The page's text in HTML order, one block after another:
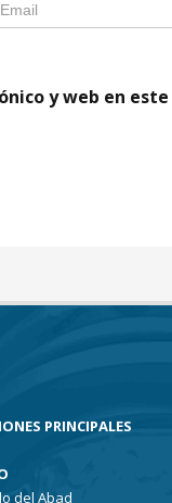
y web en
PRINCIPALES
del Abad